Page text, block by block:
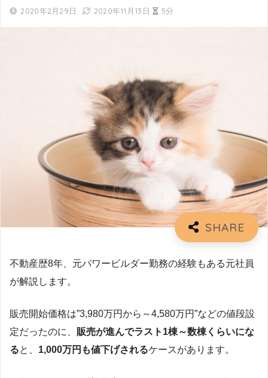
2020年2月29日 2020年11月13日 5分
不動産歴8年、元パワービルダー勤務の経験もある元社員
が解説します。
販売開始価格は”3,980万円から～4,580万円”などの値段設
定だったのに、 販売が進んでラスト1棟～数棟くらいにな
ると、 1,000万円も値下げされるケースがあります。